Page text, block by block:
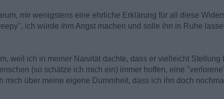
mir wenigstens eine ehrliche Erklärung für all diese
ich würde ihm Angst machen und solle ihn in Ruhe
weil ich in meiner Naivität dachte, dass er vielleicht
(so schätze ich mich ein) immer hoffen, eine
mich über meine eigene Dummheit, dass ich ihn doch